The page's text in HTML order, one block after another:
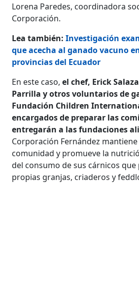
Lorena Paredes, coordinadora
Corporación.
Lea también:Investigación
que acecha al ganado vacuno
provincias del Ecuador
En este caso,el chef, Erick
Parrilla y otros voluntarios de
Fundación Children
encargados de preparar las
entregarán a las fundaciones
Corporación Fernández
comunidad y promueve la
del consumo de sus cárnicos
propias granjas, criaderos y